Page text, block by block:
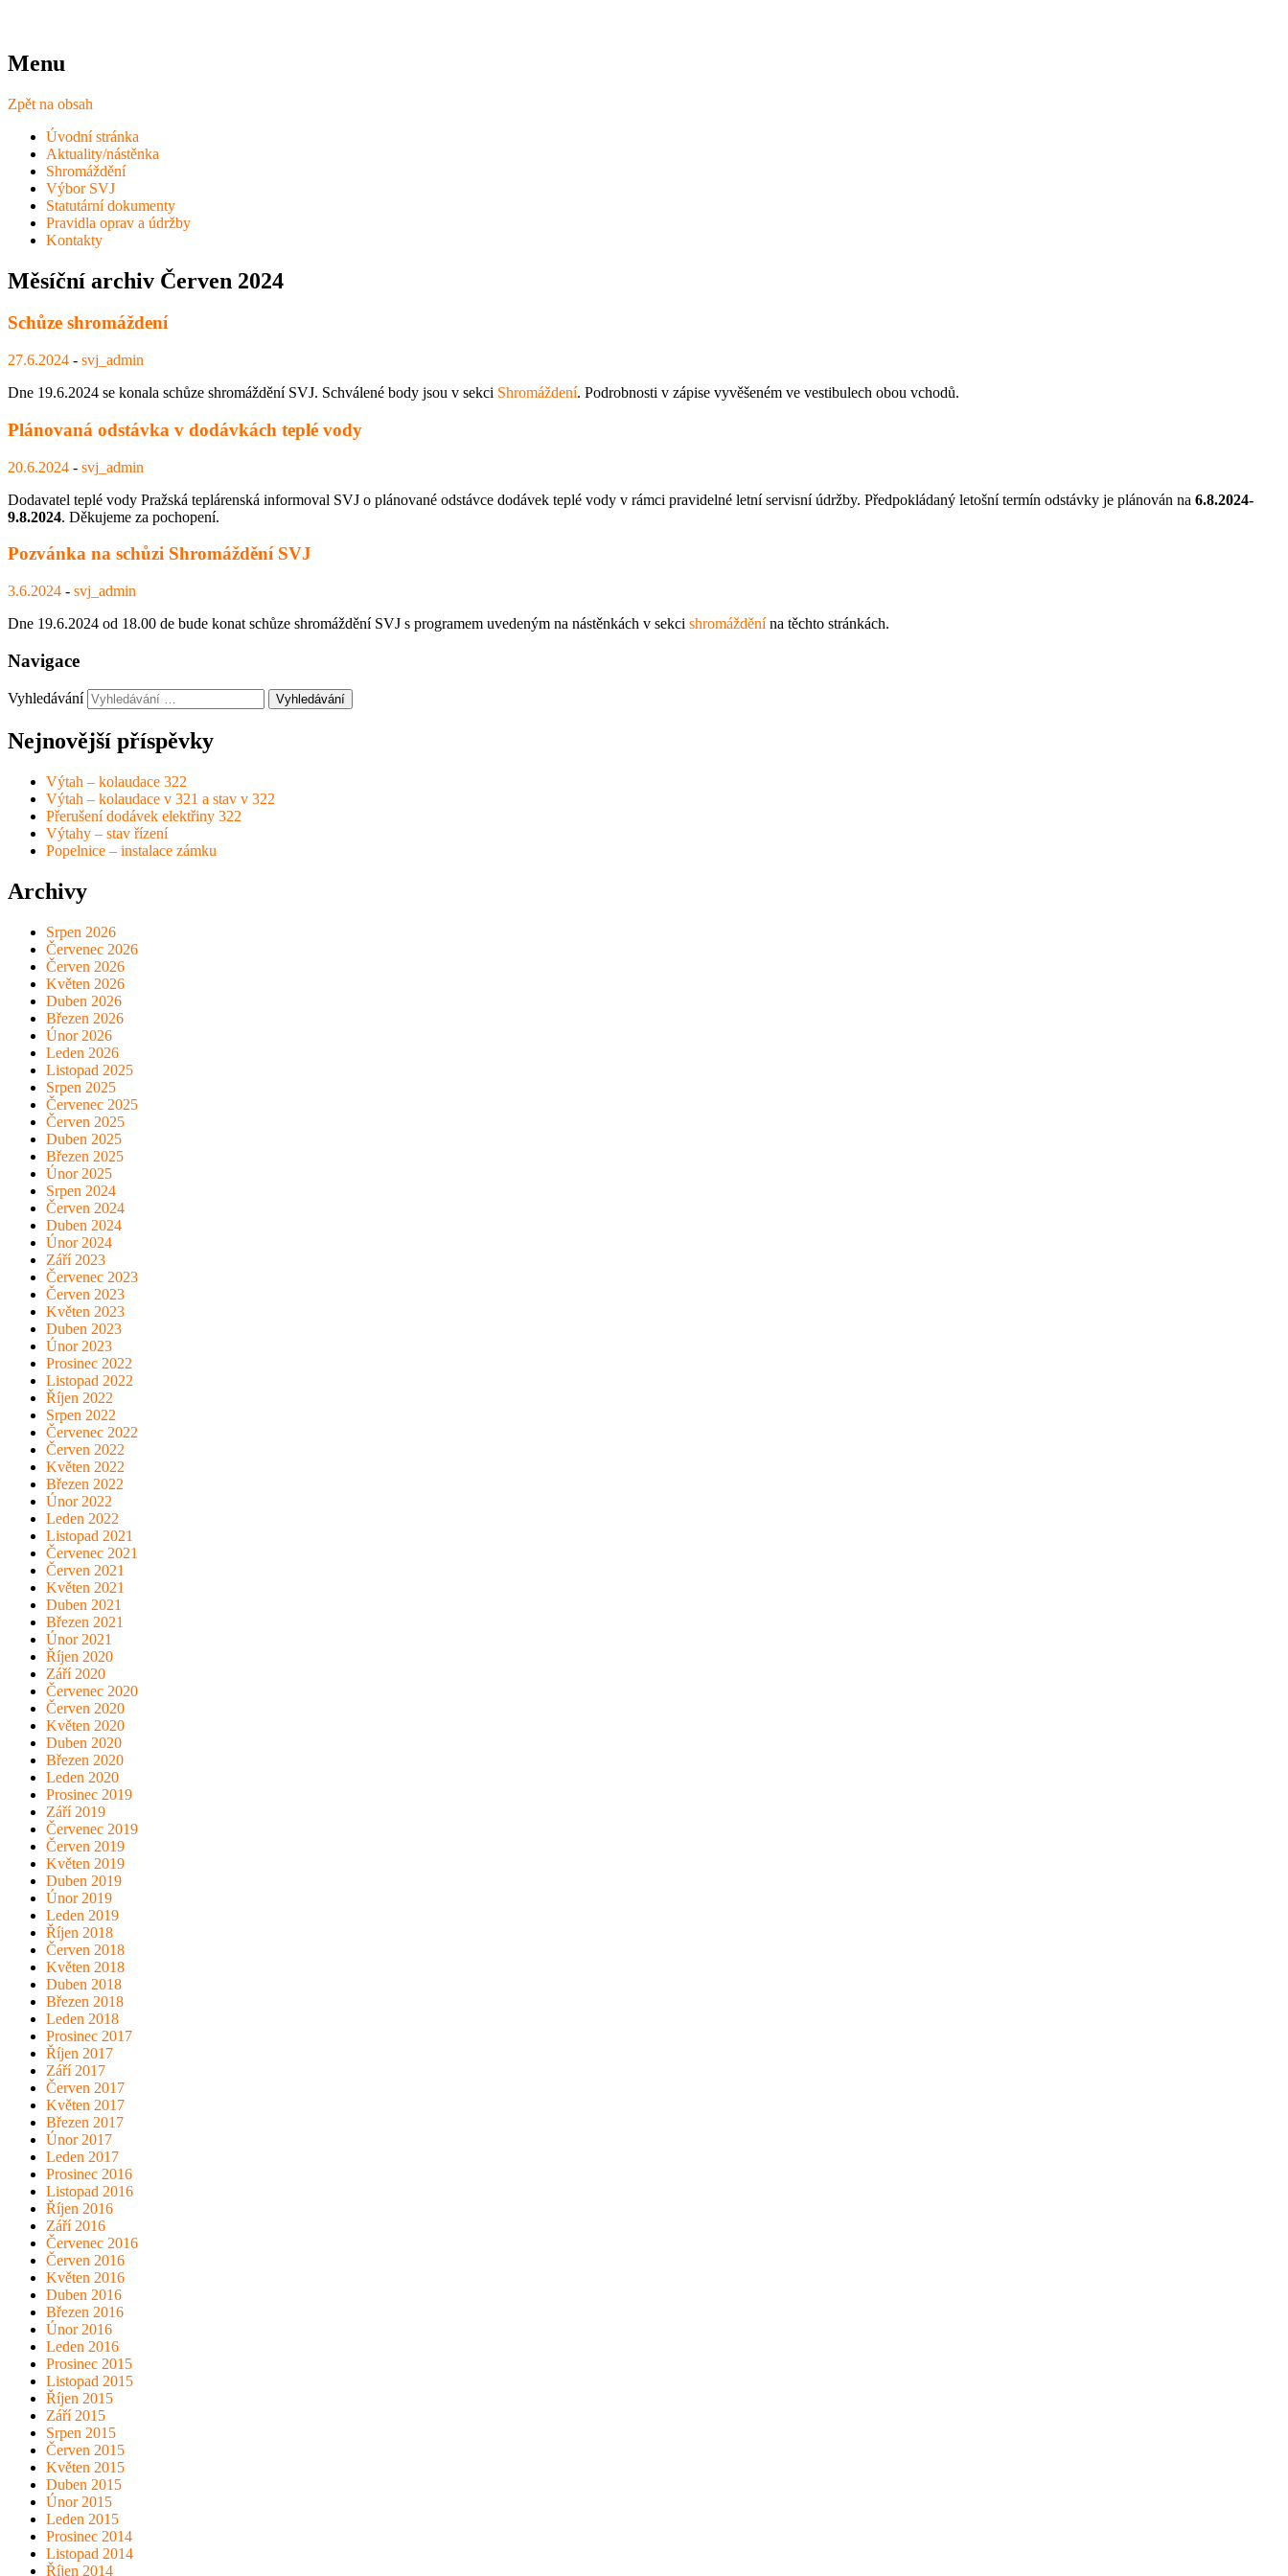
Menu
Zpět na obsah
Úvodní stránka
Aktuality/nástěnka
Shromáždění
Výbor SVJ
Statutární dokumenty
Pravidla oprav a údržby
Kontakty
Měsíční archiv Červen 2024
Schůze shromáždení
27.6.2024 - svj_admin
Dne 19.6.2024 se konala schůze shromáždění SVJ. Schválené body jsou v sekci Shromáždení. Podrobnosti v zápise vyvěšeném ve vestibulech obou vchodů.
Plánovaná odstávka v dodávkách teplé vody
20.6.2024 - svj_admin
Dodavatel teplé vody Pražská teplárenská informoval SVJ o plánované odstávce dodávek teplé vody v rámci pravidelné letní servisní údržby. Předpokládaný letošní termín odstávky je plánován na 6.8.2024-
9.8.2024. Děkujeme za pochopení.
Pozvánka na schůzi Shromáždění SVJ
3.6.2024 - svj_admin
Dne 19.6.2024 od 18.00 de bude konat schůze shromáždění SVJ s programem uvedeným na nástěnkách v sekci shromážděnína těchto stránkách.
Navigace
Vyhledávání
Nejnovější příspěvky
Výtah – kolaudace 322
Výtah – kolaudace v 321 a stav v 322
Přerušení dodávek elektřiny 322
Výtahy – stav řízení
Popelnice – instalace zámku
Archivy
Srpen 2026
Červenec 2026
Červen 2026
Květen 2026
Duben 2026
Březen 2026
Únor 2026
Leden 2026
Listopad 2025
Srpen 2025
Červenec 2025
Červen 2025
Duben 2025
Březen 2025
Únor 2025
Srpen 2024
Červen 2024
Duben 2024
Únor 2024
Září 2023
Červenec 2023
Červen 2023
Květen 2023
Duben 2023
Únor 2023
Prosinec 2022
Listopad 2022
Říjen 2022
Srpen 2022
Červenec 2022
Červen 2022
Květen 2022
Březen 2022
Únor 2022
Leden 2022
Listopad 2021
Červenec 2021
Červen 2021
Květen 2021
Duben 2021
Březen 2021
Únor 2021
Říjen 2020
Září 2020
Červenec 2020
Červen 2020
Květen 2020
Duben 2020
Březen 2020
Leden 2020
Prosinec 2019
Září 2019
Červenec 2019
Červen 2019
Květen 2019
Duben 2019
Únor 2019
Leden 2019
Říjen 2018
Červen 2018
Květen 2018
Duben 2018
Březen 2018
Leden 2018
Prosinec 2017
Říjen 2017
Září 2017
Červen 2017
Květen 2017
Březen 2017
Únor 2017
Leden 2017
Prosinec 2016
Listopad 2016
Říjen 2016
Září 2016
Červenec 2016
Červen 2016
Květen 2016
Duben 2016
Březen 2016
Únor 2016
Leden 2016
Prosinec 2015
Listopad 2015
Říjen 2015
Září 2015
Srpen 2015
Červen 2015
Květen 2015
Duben 2015
Únor 2015
Leden 2015
Prosinec 2014
Listopad 2014
Říjen 2014